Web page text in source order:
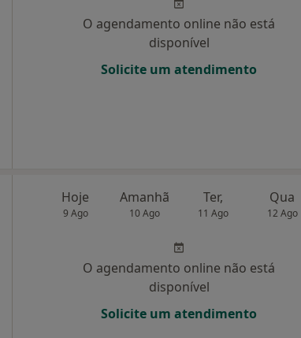
O agendamento online não está
disponível
Solicite um atendimento
Hoje
9 Ago
Amanhã
10 Ago
Ter,
11 Ago
Qua
12 Ago
O agendamento online não está
disponível
Solicite um atendimento